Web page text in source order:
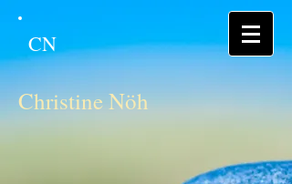
CN
Christine Nöh